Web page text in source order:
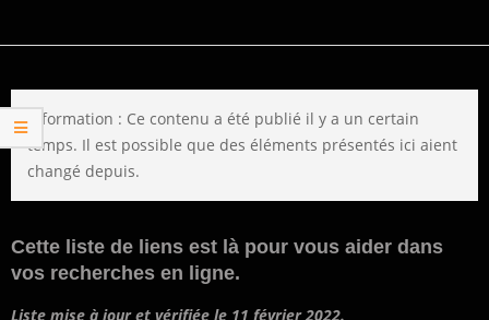
Information : Ce contenu a été publié il y a un certain
temps. Il est possible que des éléments présentés ici aient
changé depuis.
Cette liste de liens est là pour vous aider dans
vos recherches en ligne.
Liste mise à jour et vérifiée le 11 février 2022.